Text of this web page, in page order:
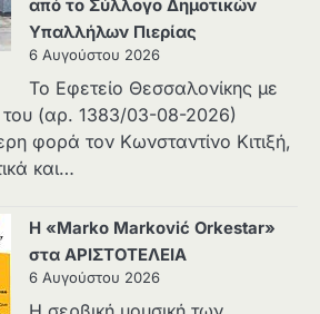
από το Σύλλογο Δημοτικών
Υπαλλήλων Πιερίας
6 Αυγούστου 2026
Το Εφετείο Θεσσαλονίκης με
(αρ. 1383/03-08-2026)
φορά τον Κωνσταντίνο Κιτιξή,
και…
Η «Marko Marković Orkestar»
στα ΑΡΙΣΤΟΤΕΛΕΙΑ
6 Αυγούστου 2026